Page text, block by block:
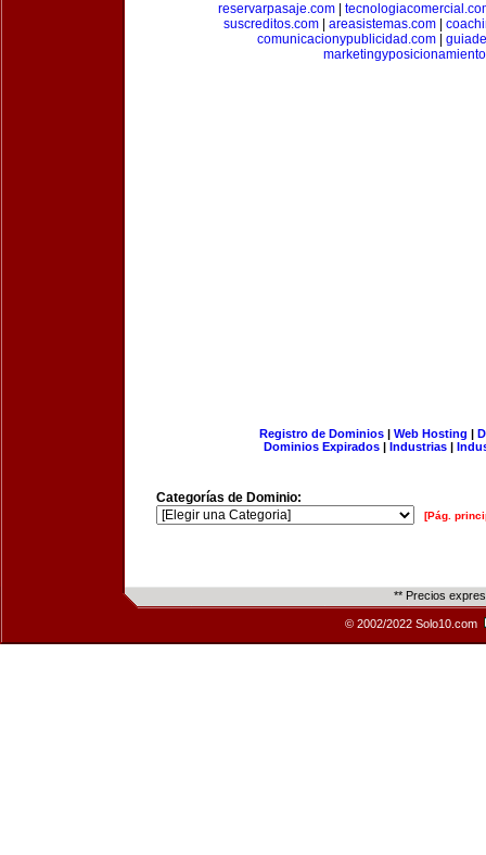
reservarpasaje.com
suscreditos.com
areasistemas.com
comunicacionypublicidad.com
Registro de Dominios| Web Hosting |
Dominios Expirados | Industrias |
Categorías de Dominio:
[Pág.
** Precios
© 2002/2022 Solo10.com